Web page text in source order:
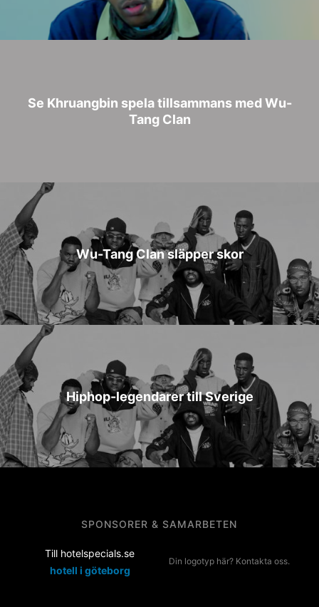
Se Khruangbin spela tillsammans med Wu-
Tang Clan
Wu-Tang Clan släpper skor
Hiphop-legendarer till Sverige
SPONSORER & SAMARBETEN
Till hotelspecials.se
hotell i göteborg
Din logotyp här? Kontakta oss.